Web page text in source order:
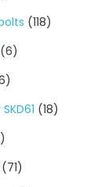
(118)
(6)
(18)
(71)